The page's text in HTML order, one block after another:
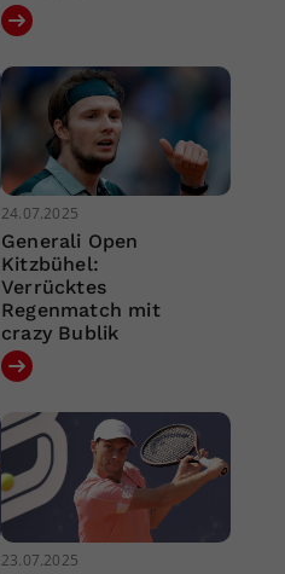
24.07.2025
Generali Open
Kitzbühel:
Verrücktes
Regenmatch mit
crazy Bublik
23.07.2025